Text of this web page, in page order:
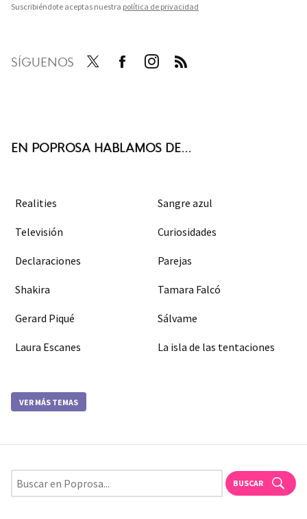
Suscribiéndote aceptas nuestra política de privacidad
SÍGUENOS
EN POPROSA HABLAMOS DE...
Realities Sangre azul
Televisión Curiosidades
Declaraciones Parejas
Shakira Tamara Falcó
Gerard Piqué Sálvame
Laura Escanes La isla de las tentaciones
VER MÁS TEMAS
BUSCAR